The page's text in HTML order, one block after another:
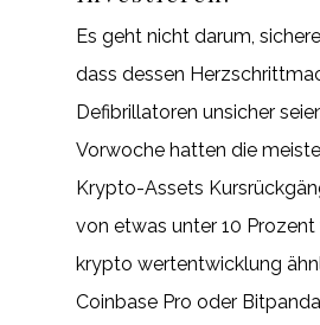
Es geht nicht darum,
dass dessen
Defibrillatoren unsicher
Vorwoche hatten die
Krypto-Assets
von etwas unter 10 Prozent
krypto wertentwicklung
Coinbase Pro oder